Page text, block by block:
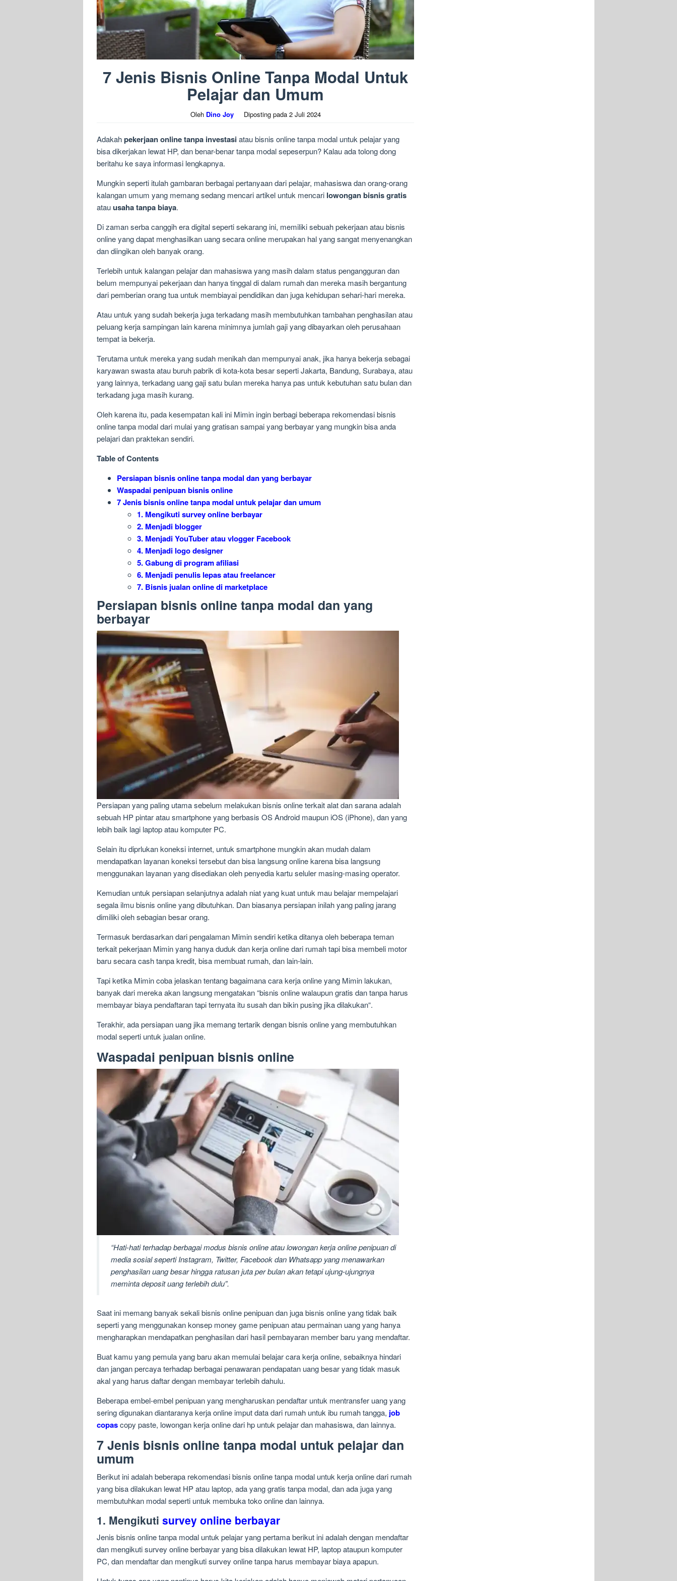
7 Jenis Bisnis Online Tanpa Modal Untuk
Pelajar dan Umum
Oleh Dino Joy Diposting pada 2 Juli 2024
Adakahpekerjaan online tanpa investasiatau bisnis online tanpa modal untuk pelajar yang
bisa dikerjakan lewat HP, dan benar-benar tanpa modal sepeserpun? Kalau ada tolong dong
beritahu ke saya informasi lengkapnya.
Mungkin seperti itulah gambaran berbagai pertanyaan dari pelajar, mahasiswa dan orang-orang
kalangan umum yang memang sedang mencari artikel untuk mencari lowongan bisnis gratis
atauusaha tanpa biaya.
Di zaman serba canggih era digital seperti sekarang ini, memiliki sebuah pekerjaan atau bisnis
online yang dapat menghasilkan uang secara online merupakan hal yang sangat menyenangkan
dan diingikan oleh banyak orang.
Terlebih untuk kalangan pelajar dan mahasiswa yang masih dalam status pengangguran dan
belum mempunyai pekerjaan dan hanya tinggal di dalam rumah dan mereka masih bergantung
dari pemberian orang tua untuk membiayai pendidikan dan juga kehidupan sehari-hari mereka.
Atau untuk yang sudah bekerja juga terkadang masih membutuhkan tambahan penghasilan atau
peluang kerja sampingan lain karena minimnya jumlah gaji yang dibayarkan oleh perusahaan
tempat ia bekerja.
Terutama untuk mereka yang sudah menikah dan mempunyai anak, jika hanya bekerja sebagai
karyawan swasta atau buruh pabrik di kota-kota besar seperti Jakarta, Bandung, Surabaya, atau
yang lainnya, terkadang uang gaji satu bulan mereka hanya pas untuk kebutuhan satu bulan dan
terkadang juga masih kurang.
Oleh karena itu, pada kesempatan kali ini Mimin ingin berbagi beberapa rekomendasi bisnis
online tanpa modal dari mulai yang gratisan sampai yang berbayar yang mungkin bisa anda
pelajari dan praktekan sendiri.
Table of Contents
Persiapan bisnis online tanpa modal dan yang berbayar
Waspadai penipuan bisnis online
7 Jenis bisnis online tanpa modal untuk pelajar dan umum
1. Mengikuti survey online berbayar
2. Menjadi blogger
3. Menjadi YouTuber atau vlogger Facebook
4. Menjadi logo designer
5. Gabung di program afiliasi
6. Menjadi penulis lepas atau freelancer
7. Bisnis jualan online di marketplace
Persiapan bisnis online tanpa modal dan yang
berbayar
Persiapan yang paling utama sebelum melakukan bisnis online terkait alat dan sarana adalah
sebuah HP pintar atau smartphone yang berbasis OS Android maupun iOS (iPhone), dan yang
lebih baik lagi laptop atau komputer PC.
Selain itu diprlukan koneksi internet, untuk smartphone mungkin akan mudah dalam
mendapatkan layanan koneksi tersebut dan bisa langsung online karena bisa langsung
menggunakan layanan yang disediakan oleh penyedia kartu seluler masing-masing operator.
Kemudian untuk persiapan selanjutnya adalah niat yang kuat untuk mau belajar mempelajari
segala ilmu bisnis online yang dibutuhkan. Dan biasanya persiapan inilah yang paling jarang
dimiliki oleh sebagian besar orang.
Termasuk berdasarkan dari pengalaman Mimin sendiri ketika ditanya oleh beberapa teman
terkait pekerjaan Mimin yang hanya duduk dan kerja online dari rumah tapi bisa membeli motor
baru secara cash tanpa kredit, bisa membuat rumah, dan lain-lain.
Tapi ketika Mimin coba jelaskan tentang bagaimana cara kerja online yang Mimin lakukan,
banyak dari mereka akan langsung mengatakan “bisnis online walaupun gratis dan tanpa harus
membayar biaya pendaftaran tapi ternyata itu susah dan bikin pusing jika dilakukan“.
Terakhir, ada persiapan uang jika memang tertarik dengan bisnis online yang membutuhkan
modal seperti untuk jualan online.
Waspadai penipuan bisnis online
“Hati-hati terhadap berbagai modus bisnis online atau lowongan kerja online penipuan di
media sosial seperti Instagram, Twitter, Facebook dan Whatsapp yang menawarkan
penghasilan uang besar hingga ratusan juta per bulan akan tetapi ujung-ujungnya
meminta deposit uang terlebih dulu”.
Saat ini memang banyak sekali bisnis online penipuan dan juga bisnis online yang tidak baik
seperti yang menggunakan konsep money game penipuan atau permainan uang yang hanya
mengharapkan mendapatkan penghasilan dari hasil pembayaran member baru yang mendaftar.
Buat kamu yang pemula yang baru akan memulai belajar cara kerja online, sebaiknya hindari
dan jangan percaya terhadap berbagai penawaran pendapatan uang besar yang tidak masuk
akal yang harus daftar dengan membayar terlebih dahulu.
Beberapa embel-embel penipuan yang mengharuskan pendaftar untuk mentransfer uang yang
sering digunakan diantaranya kerja online imput data dari rumah untuk ibu rumah tangga, job
copascopy paste, lowongan kerja online dari hp untuk pelajar dan mahasiswa, dan lainnya.
7 Jenis bisnis online tanpa modal untuk pelajar dan
umum
Berikut ini adalah beberapa rekomendasi bisnis online tanpa modal untuk kerja online dari rumah
yang bisa dilakukan lewat HP atau laptop, ada yang gratis tanpa modal, dan ada juga yang
membutuhkan modal seperti untuk membuka toko online dan lainnya.
1. Mengikuti survey online berbayar
Jenis bisnis online tanpa modal untuk pelajar yang pertama berikut ini adalah dengan mendaftar
dan mengikuti survey online berbayar yang bisa dilakukan lewat HP, laptop ataupun komputer
PC, dan mendaftar dan mengikuti survey online tanpa harus membayar biaya apapun.